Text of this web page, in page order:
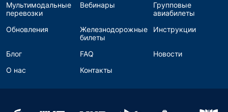
Мультимодальные
перевозки
Вебинары
Групповые
авиабилеты
Обновления
Железнодорожные
билеты
Инструкции
Блог FAQ
Новости
О нас
Контакты